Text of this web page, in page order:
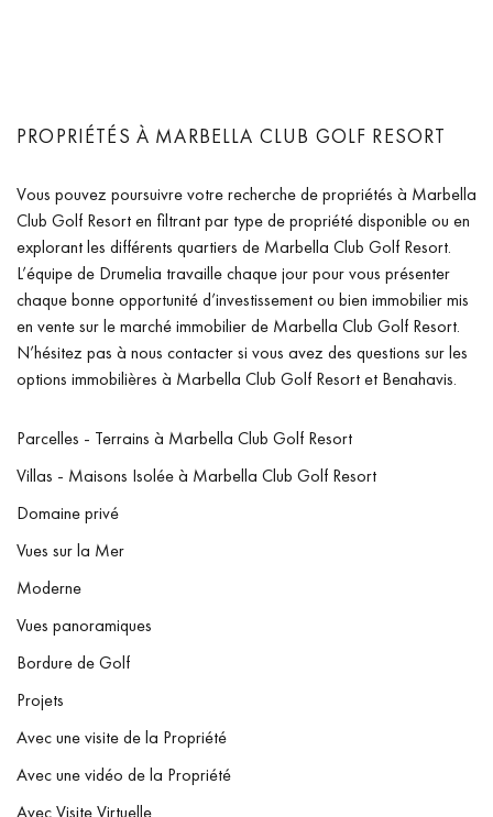
PROPRIÉTÉS À MARBELLA CLUB GOLF RESORT
Vous pouvez poursuivre votre recherche de propriétés à Marbella
Club Golf Resort en filtrant par type de propriété disponible ou en
explorant les différents quartiers de Marbella Club Golf Resort.
L’équipe de Drumelia travaille chaque jour pour vous présenter
chaque bonne opportunité d’investissement ou bien immobilier mis
en vente sur le marché immobilier de Marbella Club Golf Resort.
N’hésitez pas à nous contacter si vous avez des questions sur les
options immobilières à Marbella Club Golf Resort et Benahavis.
Parcelles - Terrains à Marbella Club Golf Resort
Villas - Maisons Isolée à Marbella Club Golf Resort
Domaine privé
Vues sur la Mer
Moderne
Vues panoramiques
Bordure de Golf
Projets
Avec une visite de la Propriété
Avec une vidéo de la Propriété
Avec Visite Virtuelle